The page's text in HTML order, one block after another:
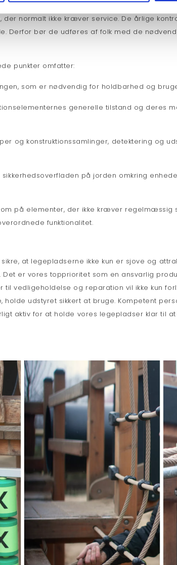
af udførte reparationer eller udskiftede
normalt ikke kræver service. De årlige
Derfor bør de udføres af folk med de
punkter omfatter:
som er nødvendig for holdbarhed og
generelle tilstand og deres
og konstruktionssamlinger, detektering og
på jorden omkring
på elementer, der ikke kræver regelmæssig
funktionalitet.
at legepladserne ikke kun er sjove og
er vores topprioritet som en ansvarlig
til vedligeholdelse og reparation vil ikke kun
holde udstyret sikkert at bruge. Kompetent
aktiv for at holde vores legepladser klar til